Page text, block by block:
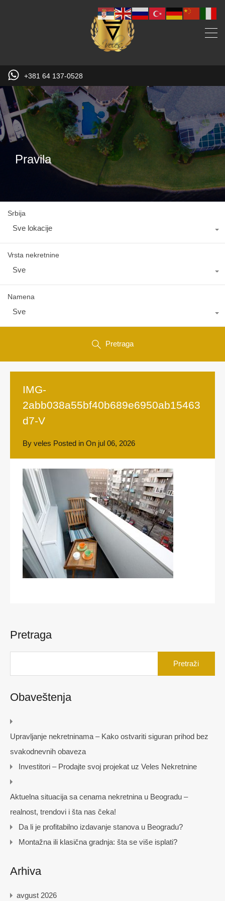
+381 64 137-0528
Pravila
Srbija
Sve lokacije
Vrsta nekretnine
Sve
Namena
Sve
Pretraga
IMG-
2abb038a55bf40b689e6950ab15463
d7-V
By veles Posted in On jul 06, 2026
Pretraga
Obaveštenja
Upravljanje nekretninama – Kako ostvariti siguran prihod bez
svakodnevnih obaveza
Investitori – Prodajte svoj projekat uz Veles Nekretnine
Aktuelna situacija sa cenama nekretnina u Beogradu –
realnost, trendovi i šta nas čeka!
Da li je profitabilno izdavanje stanova u Beogradu?
Montažna ili klasična gradnja: šta se više isplati?
Arhiva
avgust 2026